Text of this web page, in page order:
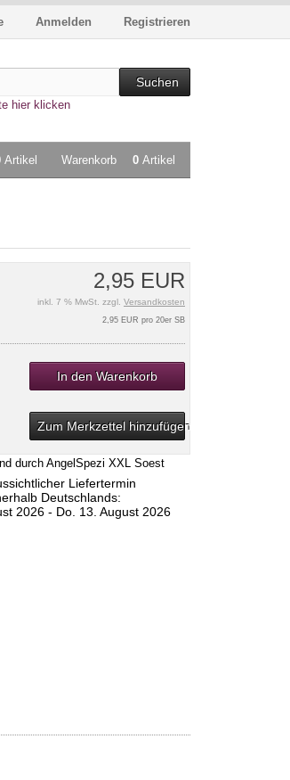
Registrieren
Anmelden
Suchen
hier klicken
Warenkorb 0 Artikel
Artikel
2,95 EUR
inkl. 7 % MwSt. zzgl. Versandkosten
2,95 EUR pro 20er SB
In den Warenkorb
Zum Merkzettel hinzufügen
durchAngelSpezi XXL Soest
Liefertermin
Deutschlands:
2026 - Do. 13. August 2026